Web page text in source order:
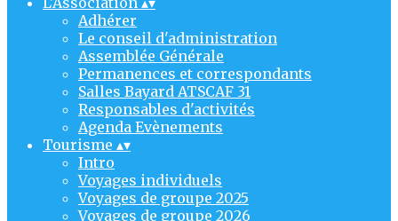
Adhérer
Le conseil d'administration
Assemblée Générale
Permanences et correspondants
Salles Bayard ATSCAF 31
Responsables d'activités
Agenda Evènements
Tourisme ▴▾
Intro
Voyages individuels
Voyages de groupe 2025
Voyages de groupe 2026